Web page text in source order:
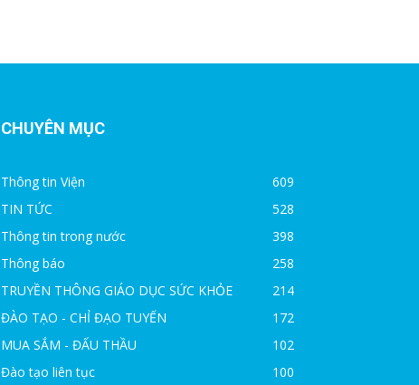
CHUYÊN MỤC
Thông tin Viện
609
TIN TỨC
528
Thông tin trong nước
398
Thông báo
258
TRUYỀN THÔNG GIÁO DỤC SỨC KHỎE
214
ĐÀO TẠO - CHỈ ĐẠO TUYẾN
172
MUA SẮM - ĐẤU THẦU
102
Đào tạo liên tục
100